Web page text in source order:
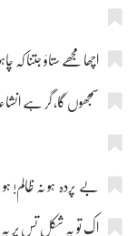
اچھا مجھے ستاؤ جتنا کہ
سمجھوں گا، گر ہے انشاء
بے پردہ ہو نہ ظالم!
اک تو یہ شکل تس پر